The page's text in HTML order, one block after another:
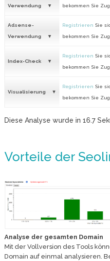
Verwendung bekommen Sie
Adsense-
Verwendung
Registrieren Sie
bekommen Sie
Index-Check
Registrieren Sie
bekommen Sie
Visualisierung
Registrieren Sie
bekommen Sie
Diese Analyse wurde in 16.7
Vorteile der
Analyse der gesamten Domain
Mit der Vollversion des Tools
Domain auf einmal analysieren.